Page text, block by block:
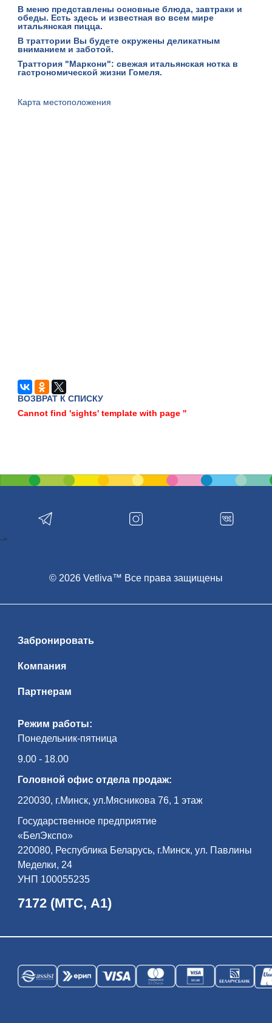
В меню представлены основные блюда, завтраки и
обеды. Есть здесь и известная во всем мире
итальянская пицца.
В траттории Вы будете окружены деликатным
вниманием и заботой.
Траттория "Маркони": свежая итальянская нотка в
гастрономической жизни Гомеля.
Карта местоположения
ВОЗВРАТ К СПИСКУ
Cannot find 'sights' template with page ''
Режим работы:
Понедельник-пятница
9.00 - 18.00
Головной офис отдела продаж:
220030, г.Минск, ул.Мясникова 76, 1 этаж
Государственное предприятие
«БелЭкспо»
220080, Республика Беларусь, г.Минск, ул. Павлины
Меделки, 24
УНП 100055235
7172 (МТС, А1)
Забронировать
Компания
Партнерам
© 2026 Vetliva™ Все права защищены
-->